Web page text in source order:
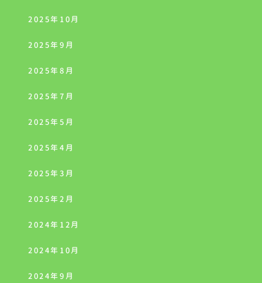
2025年10月
2025年9月
2025年8月
2025年7月
2025年5月
2025年4月
2025年3月
2025年2月
2024年12月
2024年10月
2024年9月